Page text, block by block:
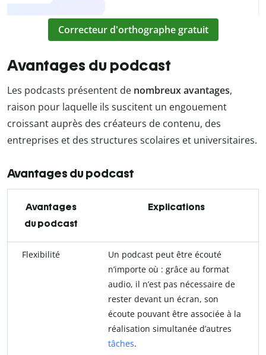
Correcteur d'orthographe gratuit
Avantages du podcast
Les podcasts présentent de nombreux avantages,
raison pour laquelle ils suscitent un engouement
croissant auprès des créateurs de contenu, des
entreprises et des structures scolaires et universitaires.
Avantages du podcast
Avantages
du podcast
Explications
Flexibilité
Un podcast peut être écouté
n’importe où : grâce au format
audio, il n’est pas nécessaire de
rester devant un écran, son
écoute pouvant être associée à la
réalisation simultanée d’autres
tâches.